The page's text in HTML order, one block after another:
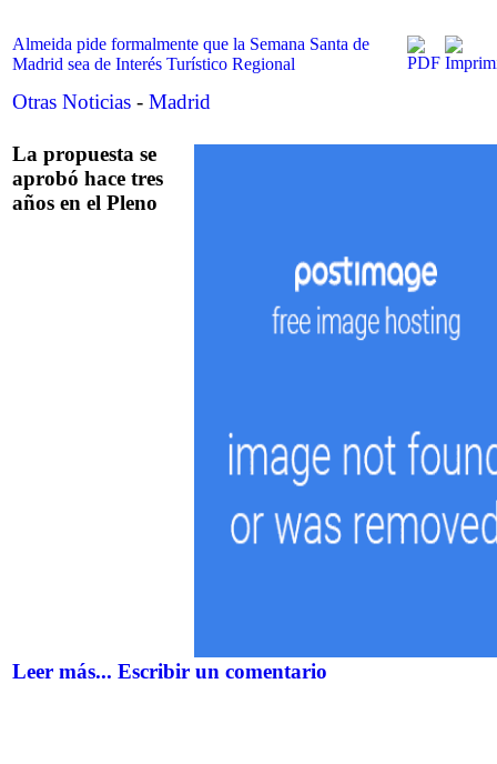
Almeida pide formalmente que la Semana Santa de
Madrid sea de Interés Turístico Regional
Otras Noticias - Madrid
La propuesta se
aprobó hace tres
años en el Pleno
Leer más... Escribir un comentario